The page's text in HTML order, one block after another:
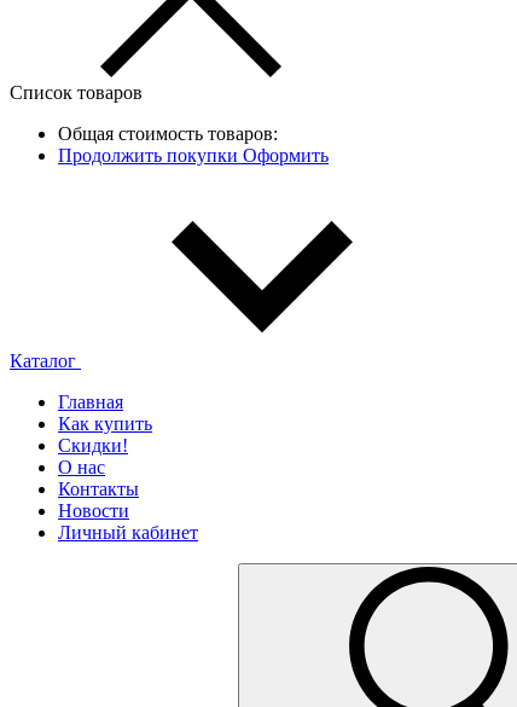
Список товаров
Общая стоимость товаров:
Продолжить покупки Оформить
Каталог
Главная
Как купить
Скидки!
О нас
Контакты
Новости
Личный кабинет